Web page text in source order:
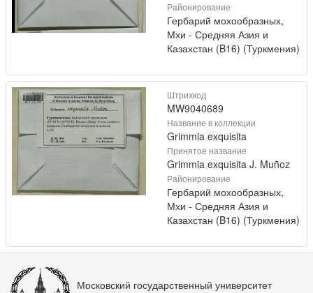
Районирование
Гербарий мохообразных,
Мхи - Средняя Азия и
Казахстан (B16) (Туркмения)
Штрихкод
MW9040689
Название в коллекции
Grimmia exquisita
Принятое название
Grimmia exquisita J. Muñoz
Районирование
Гербарий мохообразных,
Мхи - Средняя Азия и
Казахстан (B16) (Туркмения)
Московский государственный университет